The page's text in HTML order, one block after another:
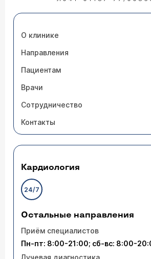
О клинике
Направления
Пациентам
Врачи
Сотрудничество
Контакты
Кардиология
24/7
Остальные направления
Приём специалистов
Пн-пт: 8:00-21:00; сб-вс: 8:00-
Лучевая диагностика